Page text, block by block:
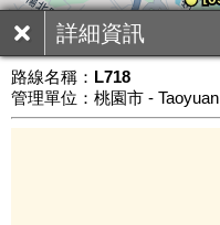
詳細資訊
路線名稱： L718
管理單位：桃園市 - Taoyuan